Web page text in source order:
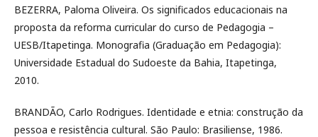
BEZERRA, Paloma Oliveira. Os significados educacionais na
proposta da reforma curricular do curso de Pedagogia –
UESB/Itapetinga. Monografia (Graduação em Pedagogia):
Universidade Estadual do Sudoeste da Bahia, Itapetinga,
2010.
BRANDÃO, Carlo Rodrigues. Identidade e etnia: construção da
pessoa e resistência cultural. São Paulo: Brasiliense, 1986.